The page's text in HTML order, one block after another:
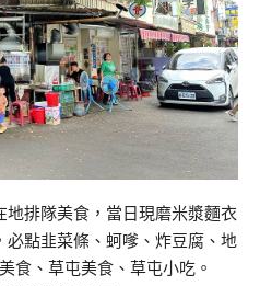
地排隊美食，當日現磨米漿麵衣
必點韭菜條、蚵嗲、炸豆腐、地
食、草屯美食、草屯小吃。